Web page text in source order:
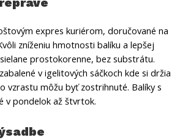
expres kuriérom, doručované na
zníženiu hmotnosti balíku a lepšej
prostokorenne, bez substrátu.
v igelitových sáčkoch kde si držia
vzrastu môžu byť zostrihnuté. Balíky s
v pondelok až štvrtok.